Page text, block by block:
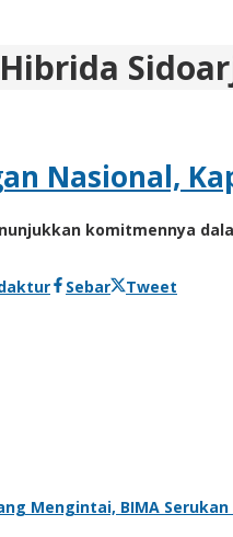
Nasional,
komitmennya
Sebar
Tweet
Mengintai, BIMA